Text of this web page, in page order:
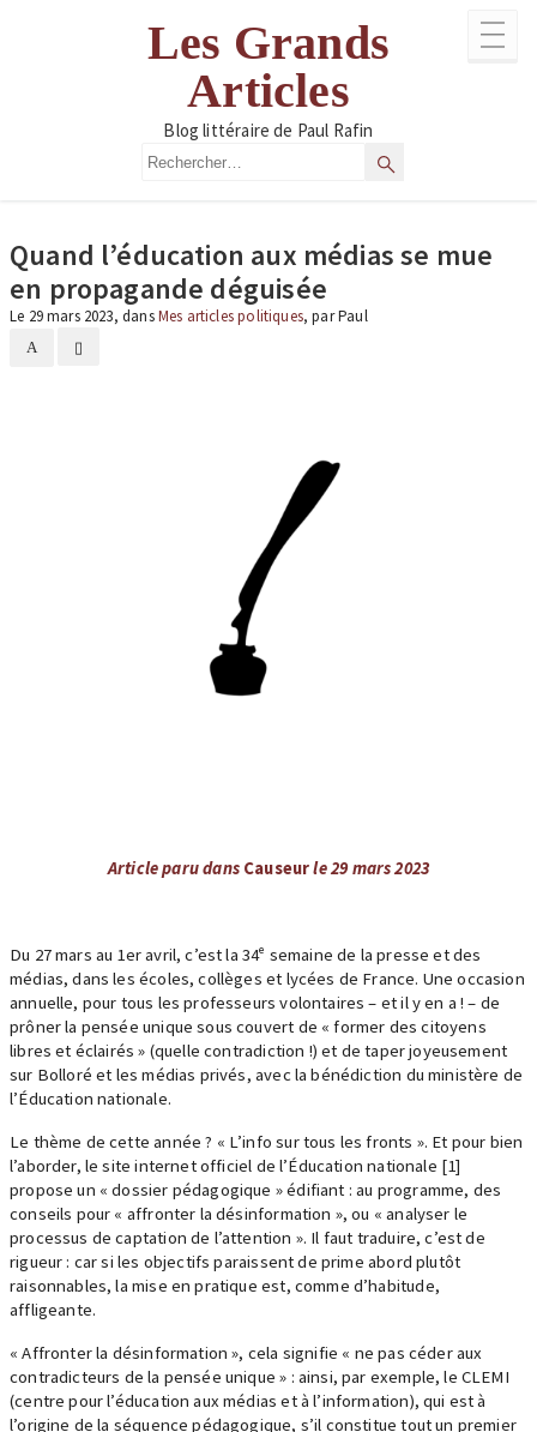
Les Grands
Articles
Blog littéraire de Paul Rafin
Rechercher Rechercher
Quand l’éducation aux médias se mue
en propagande déguisée
Le 29 mars 2023, dansMes articles politiques, par Paul
A ▯
Article paru dans Causeurle 29 mars 2023
Du 27 mars au 1er avril, c’est la 34ᵉ semaine de la presse et des
médias, dans les écoles, collèges et lycées de France. Une occasion
annuelle, pour tous les professeurs volontaires – et il y en a ! – de
prôner la pensée unique sous couvert de « former des citoyens
libres et éclairés » (quelle contradiction !) et de taper joyeusement
sur Bolloré et les médias privés, avec la bénédiction du ministère de
l’Éducation nationale.
Le thème de cette année ? « L’info sur tous les fronts ». Et pour bien
l’aborder, le site internet officiel de l’Éducation nationale [1]
propose un « dossier pédagogique » édifiant : au programme, des
conseils pour « affronter la désinformation », ou « analyser le
processus de captation de l’attention ». Il faut traduire, c’est de
rigueur : car si les objectifs paraissent de prime abord plutôt
raisonnables, la mise en pratique est, comme d’habitude,
affligeante.
« Affronter la désinformation », cela signifie « ne pas céder aux
contradicteurs de la pensée unique » : ainsi, par exemple, le CLEMI
(centre pour l’éducation aux médias et à l’information), qui est à
l’origine de la séquence pédagogique, s’il constitue tout un premier